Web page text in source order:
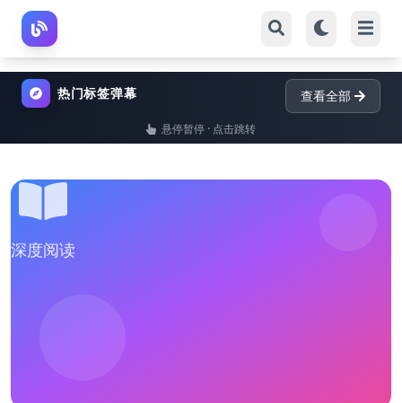
热门标签弹幕 查看全部
悬停暂停 · 点击跳转
深度阅读